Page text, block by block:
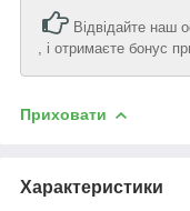
Відвідайте наш
, і отримаєте бонус
Приховати
Характеристики